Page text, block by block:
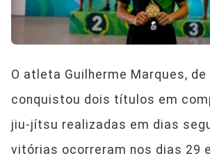
O atleta Guilherme Marques, de
conquistou dois títulos em
jiu-jítsu realizadas em dias
vitórias ocorreram nos dias 29